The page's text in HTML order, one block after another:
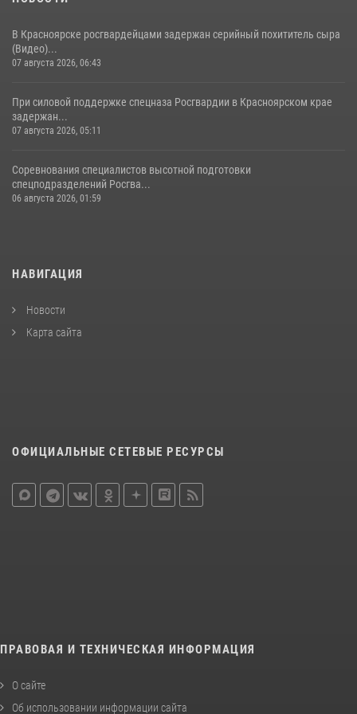
В Красноярске росгвардейцами задержан серийный похититель сыра
(Видео)...
07 августа 2026, 06:43
При силовой поддержке спецназа Росгвардии в Красноярском крае
задержан...
07 августа 2026, 05:11
Соревнования специалистов высотной подготовки
спецподразделений Росгва...
06 августа 2026, 01:59
НАВИГАЦИЯ
Новости
Карта сайта
ОФИЦИАЛЬНЫЕ СЕТЕВЫЕ РЕСУРСЫ
ПРАВОВАЯ И ТЕХНИЧЕСКАЯ ИНФОРМАЦИЯ
О сайте
Об использовании информации сайта